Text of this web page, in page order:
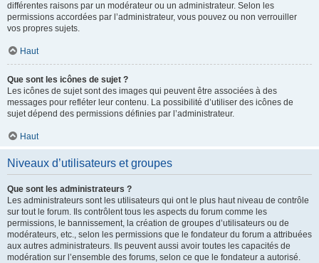
différentes raisons par un modérateur ou un administrateur. Selon les
permissions accordées par l’administrateur, vous pouvez ou non verrouiller
vos propres sujets.
Haut
Que sont les icônes de sujet ?
Les icônes de sujet sont des images qui peuvent être associées à des
messages pour refléter leur contenu. La possibilité d’utiliser des icônes de
sujet dépend des permissions définies par l’administrateur.
Haut
Niveaux d’utilisateurs et groupes
Que sont les administrateurs ?
Les administrateurs sont les utilisateurs qui ont le plus haut niveau de contrôle
sur tout le forum. Ils contrôlent tous les aspects du forum comme les
permissions, le bannissement, la création de groupes d’utilisateurs ou de
modérateurs, etc., selon les permissions que le fondateur du forum a attribuées
aux autres administrateurs. Ils peuvent aussi avoir toutes les capacités de
modération sur l’ensemble des forums, selon ce que le fondateur a autorisé.